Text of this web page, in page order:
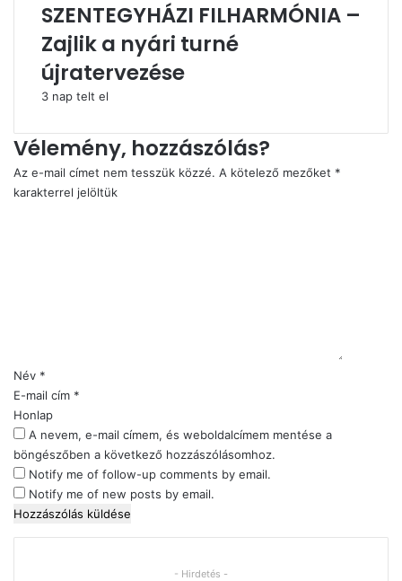
SZENTEGYHÁZI FILHARMÓNIA –
Zajlik a nyári turné
újratervezése
3 nap telt el
Vélemény, hozzászólás?
Az e-mail címet nem tesszük közzé. A kötelező mezőket *
karakterrel jelöltük
l
á
s
*
Név *
E-mail cím *
Honlap
A nevem, e-mail címem, és weboldalcímem mentése a
böngészőben a következő hozzászólásomhoz.
Notify me of follow-up comments by email.
Notify me of new posts by email.
- Hirdetés -